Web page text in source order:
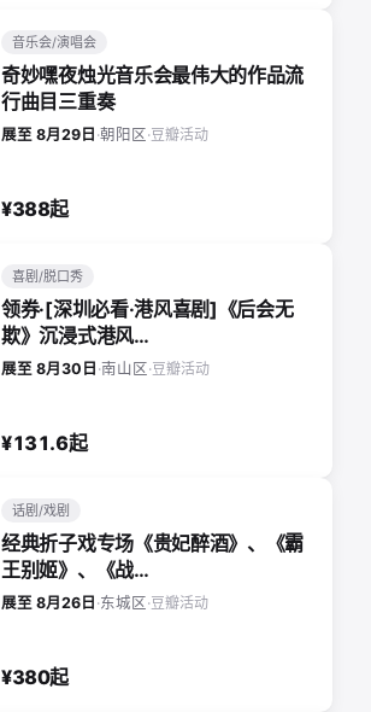
音乐会/演唱会
奇妙嘿夜烛光音乐会最伟大的作品流
行曲目三重奏
展至 8月29日 ·朝阳区·豆瓣活动
¥388起
喜剧/脱口秀
领券·[深圳必看·港风喜剧]《后会无
欺》沉浸式港风…
展至 8月30日 ·南山区·豆瓣活动
¥131.6起
话剧/戏剧
经典折子戏专场《贵妃醉酒》、《霸
王别姬》、《战…
展至 8月26日 ·东城区·豆瓣活动
¥380起